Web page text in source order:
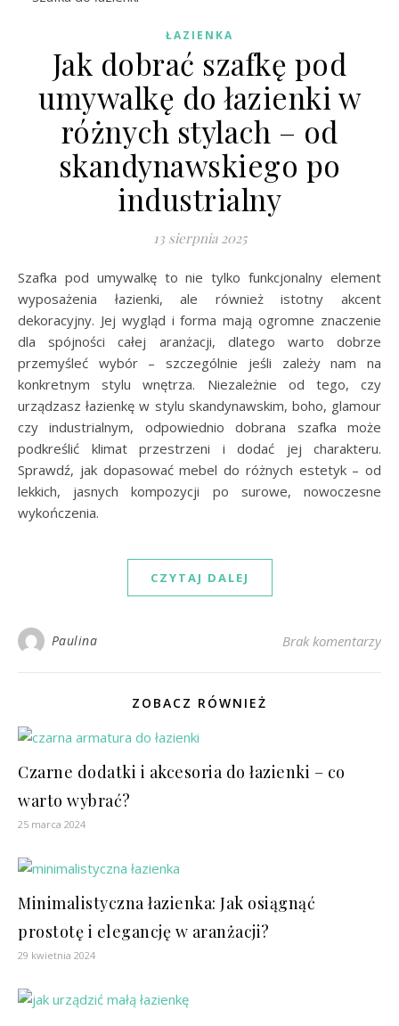
ŁAZIENKA
Jak dobrać szafkę pod
umywalkę do łazienki w
różnych stylach – od
skandynawskiego po
industrialny
13 sierpnia 2025
Szafka pod umywalkę to nie tylko funkcjonalny element
wyposażenia łazienki, ale również istotny akcent
dekoracyjny. Jej wygląd i forma mają ogromne znaczenie
dla spójności całej aranżacji, dlatego warto dobrze
przemyśleć wybór – szczególnie jeśli zależy nam na
konkretnym stylu wnętrza. Niezależnie od tego, czy
urządzasz łazienkę w stylu skandynawskim, boho, glamour
czy industrialnym, odpowiednio dobrana szafka może
podkreślić klimat przestrzeni i dodać jej charakteru.
Sprawdź, jak dopasować mebel do różnych estetyk – od
lekkich, jasnych kompozycji po surowe, nowoczesne
wykończenia.
CZYTAJ DALEJ
Paulina Brak komentarzy
ZOBACZ RÓWNIEŻ
Czarne dodatki i akcesoria do łazienki – co
warto wybrać?
25 marca 2024
Minimalistyczna łazienka: Jak osiągnąć
prostotę i elegancję w aranżacji?
29 kwietnia 2024